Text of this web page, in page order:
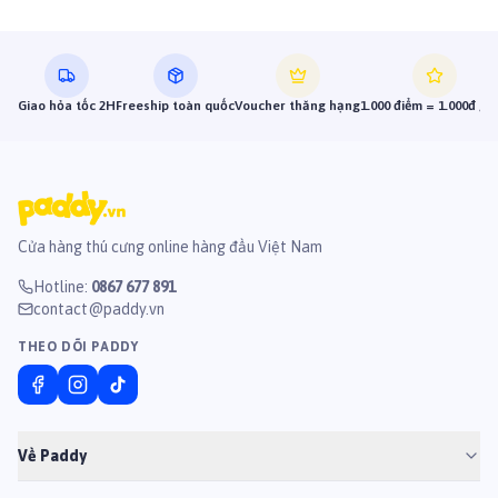
Giao hỏa tốc 2HFreeship toàn quốcVoucher thăng hạng1.000 điểm = 1.000đ
Cửa hàng thú cưng online hàng đầu Việt Nam
Hotline: 0867 677 891
contact@paddy.vn
THEO DÕI PADDY
Về Paddy